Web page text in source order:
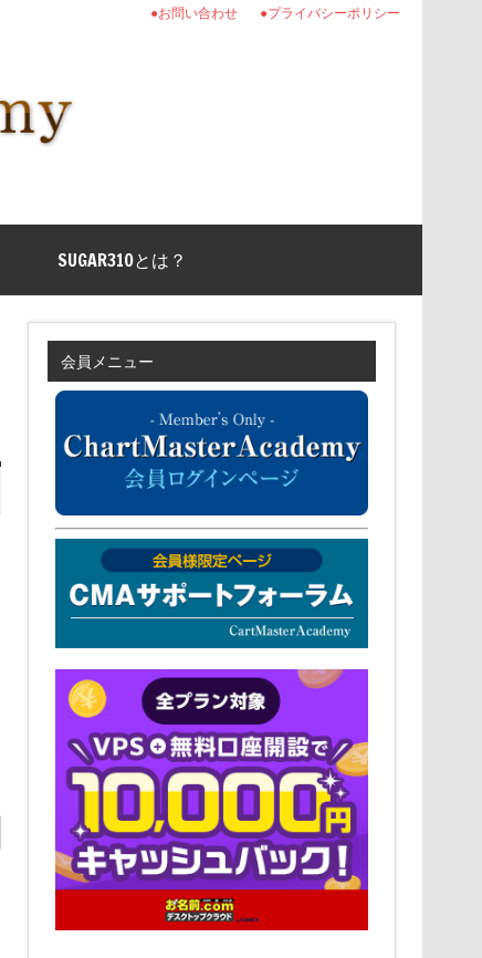
●プライバシーポリシー
●お問い合わせ
SUGAR310とは？
会員メニュー